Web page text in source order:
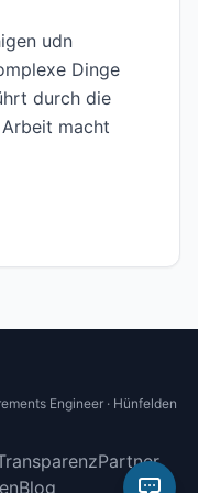
udn
Dinge
durch die
macht
Engineer · Hünfelden
Partner
Blog